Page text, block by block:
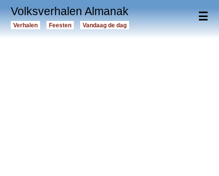
☰
Volksverhalen Almanak
Verhalen Feesten Vandaag de dag